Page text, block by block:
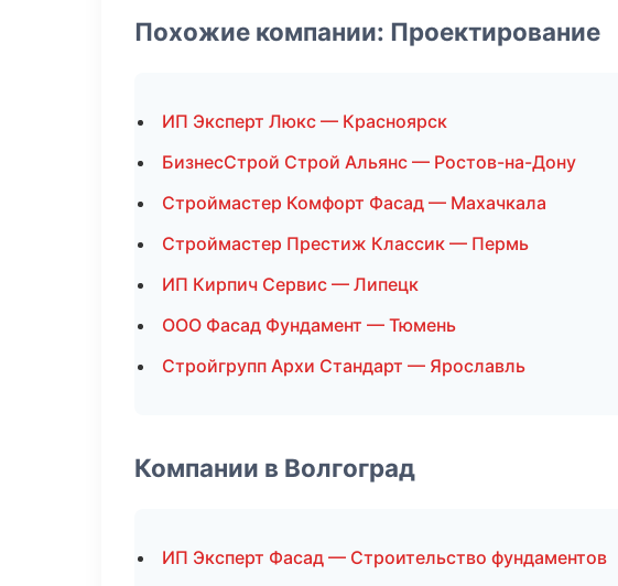
Похожие компании: Проектирование
ИП Эксперт Люкс — Красноярск
БизнесСтрой Строй Альянс — Ростов-на-Дону
Строймастер Комфорт Фасад — Махачкала
Строймастер Престиж Классик — Пермь
ИП Кирпич Сервис — Липецк
ООО Фасад Фундамент — Тюмень
Стройгрупп Архи Стандарт — Ярославль
Компании в Волгоград
ИП Эксперт Фасад — Строительство фундаментов